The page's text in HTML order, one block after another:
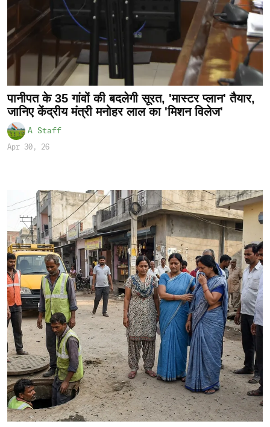
पानीपत के 35 गांवों की बदलेगी सूरत, 'मास्टर प्लान' तैयार,
जानिए केंद्रीय मंत्री मनोहर लाल का 'मिशन विलेज'
A Staff
Apr 30, 26